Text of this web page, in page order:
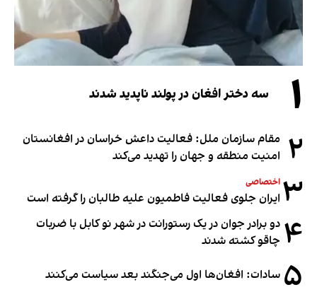
۱ سه دختر افغان در پولند ناپدید شدند
۲ مقام سازمان ملل: فعالیت داعش خراسان در افغانستان
امنیت منطقه و جهان را تهدید می‌کند
۳ اختصاصی
ایران جلوی فعالیت فاطمیون علیه طالبان را گرفته است
۴ دو برادر جوان در یک رستورانت در شهر نو کابل با ضربات
چاقو کشته شدند
۵ سادات: افغان‌ها اول می‌جنگند بعد سیاست می‌کنند